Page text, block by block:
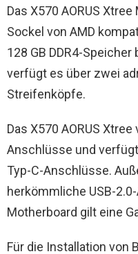
Das X570 AORUS
Sockel von AMD
128 GB DDR4-
verfügt es über zwei
Streifenköpfe.
Das X570 AORUS
Anschlüsse und
Typ-C-Anschlüsse.
herkömmliche USB-
Motherboard gilt eine
Für die Installation von